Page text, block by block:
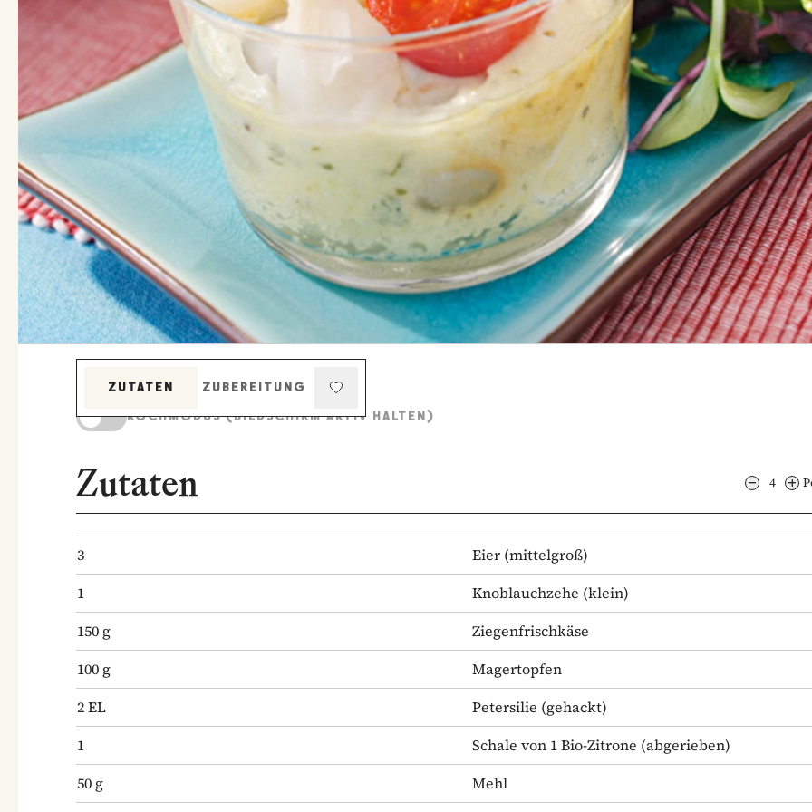
ZUTATEN
ZUBEREITUNG
KOCHMODUS (BILDSCHIRM AKTIV HALTEN)
Zutaten 4
3 Eier (mittelgroß)
1
Knoblauchzehe (klein)
150 g
Ziegenfrischkäse
100 g
Magertopfen
2EL Petersilie (gehackt)
1
Schale von 1 Bio-Zitrone (abgerieben)
50 g
Mehl